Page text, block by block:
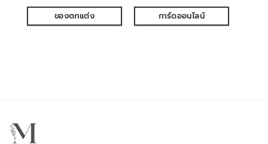
ของตกแต่ง การ์ดออนไลน์